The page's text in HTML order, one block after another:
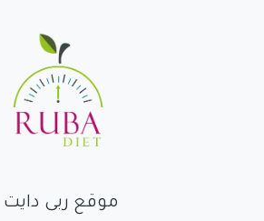
موقع ربى دايت